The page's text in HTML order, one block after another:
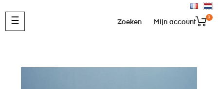
Toggle
navigation
☰ 0
Mijn account
Zoeken